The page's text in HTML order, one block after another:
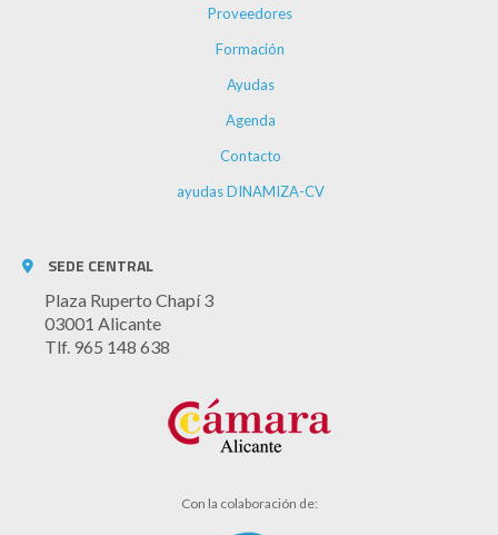
Proveedores
Formación
Ayudas
Agenda
Contacto
ayudas DINAMIZA-CV
SEDE CENTRAL
Plaza Ruperto Chapí 3
03001 Alicante
Tlf. 965 148 638
Con la colaboración de: